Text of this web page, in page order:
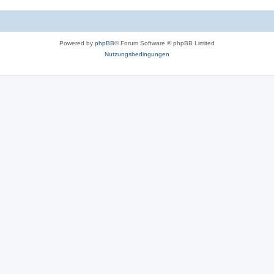
Powered by phpBB® Forum Software © phpBB Limited
Nutzungsbedingungen